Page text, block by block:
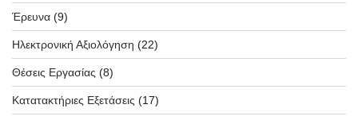
Έρευνα (9)
Ηλεκτρονική Αξιολόγηση (22)
Θέσεις Εργασίας (8)
Κατατακτήριες Εξετάσεις (17)